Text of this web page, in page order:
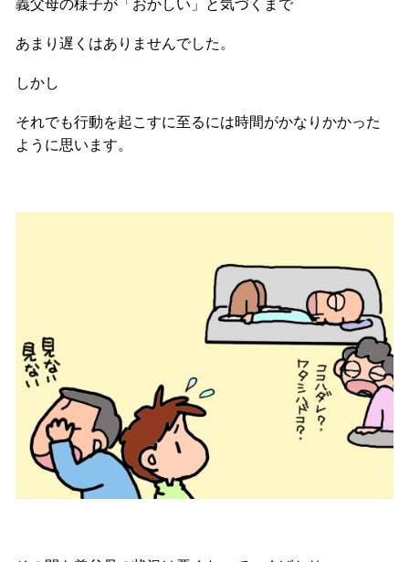
あまり遅くはありませんでした。
しかし
それでも行動を起こすに至るには時間がかなりかかった
ように思います。